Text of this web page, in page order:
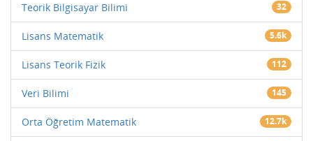
Teorik Bilgisayar Bilimi 32
Lisans Matematik 5.6k
Lisans Teorik Fizik 112
Veri Bilimi 145
Orta Öğretim Matematik 12.7k